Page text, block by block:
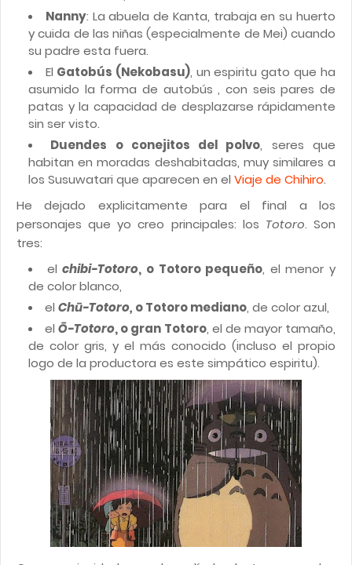
Nanny: La abuela de Kanta, trabaja en su huerto
y cuida de las niñas (especialmente de Mei) cuando
su padre esta fuera.
El Gatobús (Nekobasu), un espiritu gato que ha
asumido la forma de autobús , con seis pares de
patas y la capacidad de desplazarse rápidamente
sin ser visto.
Duendes o conejitos del polvo, seres que
habitan en moradas deshabitadas, muy similares a
los Susuwatari que aparecen en el Viaje de Chihiro.
He dejado explicitamente para el final a los
personajes que yo creo principales: los Totoro. Son
tres:
elchibi-Totoro, o Totoro pequeño, el menor y
de color blanco,
el Chū-Totoro, o Totoro mediano, de color azul,
elŌ-Totoro, o gran Totoro, el de mayor tamaño,
de color gris, y el más conocido (incluso el propio
logo de la productora es este simpático espiritu).